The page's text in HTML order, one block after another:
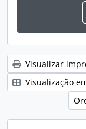
Visualizar
Visualização